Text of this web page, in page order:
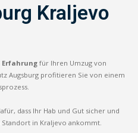
Kraljevo
für Ihren Umzug von
Augsburg profitieren Sie von einem
dass Ihr Hab und Gut sicher und
in Kraljevo ankommt.